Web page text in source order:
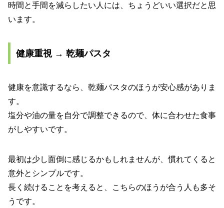
時間と手間を減らしたい人には、ちょうどいい選択だと思
います。
健康重視 → 乾麺パスタ
健康を意識するなら、乾麺パスタのほうが安心感がありま
す。
塩分や油の量を自分で調整できるので、体に合わせた食事
がしやすいです。
最初は少し面倒に感じるかもしれませんが、慣れてくると
意外とシンプルです。
長く続けることを考えると、こちらのほうが合う人も多そ
うです。